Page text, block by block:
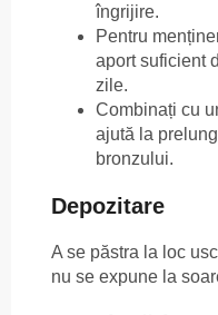
îngrijire.
Pentru
aport suficient
zile.
Combinați cu
ajută la
bronzului.
Depozitare
A se păstra la loc
nu se expune la